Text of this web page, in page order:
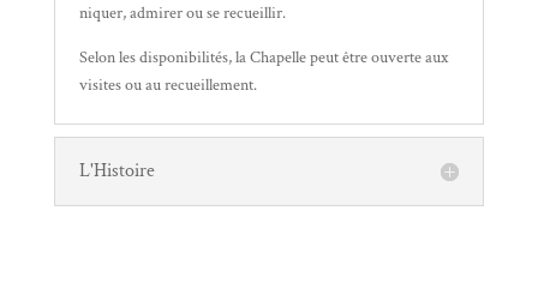
niquer, admirer ou se recueillir.
Selon les disponibilités, la Chapelle peut être ouverte aux
visites ou au recueillement.
L'Histoire